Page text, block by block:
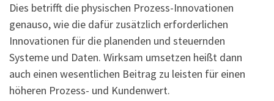
Dies betrifft die physischen Prozess-Innovationen
genauso, wie die dafür zusätzlich erforderlichen
Innovationen für die planenden und steuernden
Systeme und Daten. Wirksam umsetzen heißt dann
auch einen wesentlichen Beitrag zu leisten für einen
höheren Prozess- und Kundenwert.